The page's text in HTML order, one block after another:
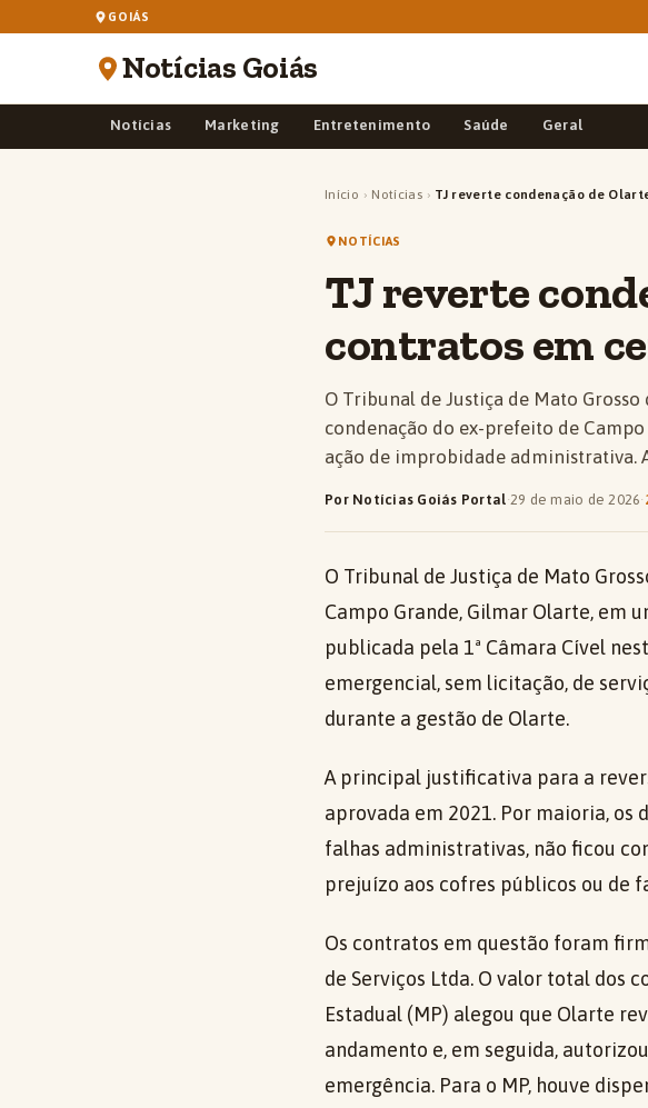
GOIÁS
Notícias Goiás
Notícias Marketing Entretenimento Saúde Geral
Início › Notícias › TJ reverte condenação de
NOTÍCIAS
TJ reverte
contratos em
O Tribunal de Justiça de Mato Grosso
condenação do ex-prefeito de
ação de improbidade administrativa.
Por Notícias Goiás Portal·29 de maio de 2026·
O Tribunal de Justiça de Mato
Campo Grande, Gilmar Olarte, em
publicada pela 1ª Câmara Cível
emergencial, sem licitação, de
durante a gestão de Olarte.
A principal justificativa para a
aprovada em 2021. Por maioria, os
falhas administrativas, não ficou
prejuízo aos cofres públicos ou de
Os contratos em questão foram
de Serviços Ltda. O valor total dos
Estadual (MP) alegou que Olarte
andamento e, em seguida,
emergência. Para o MP, houve